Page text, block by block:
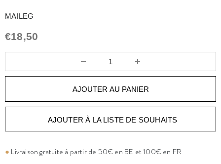
MAILEG
€18,50
AJOUTER À LA LISTE DE SOUHAITS
● Livraison gratuite à partir de 50€ en BE et 100€ en FR